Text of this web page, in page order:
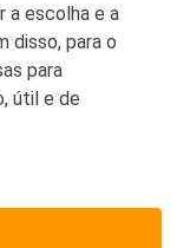
a escolha e a
disso, para o
para
útil e de